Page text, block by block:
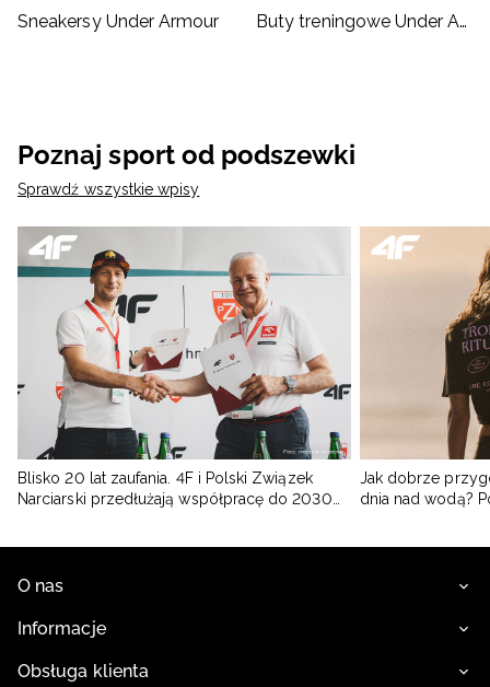
Sneakersy Under Armour
Buty treningowe Under Armour
Poznaj sport od podszewki
Sprawdź wszystkie wpisy
Blisko 20 lat zaufania. 4F i Polski Związek
Narciarski przedłużają współpracę do 2030
Jak dobrze
dnia nad wodą?
O nas
Informacje
Obsługa klienta